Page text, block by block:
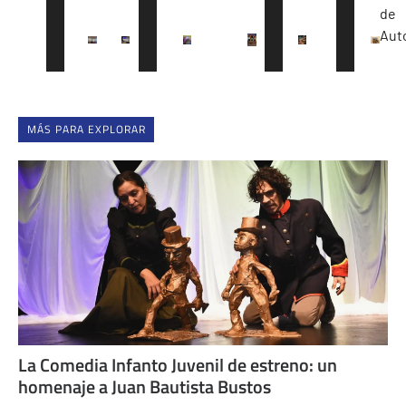
de
MÁS PARA EXPLORAR
La Comedia Infanto Juvenil de estreno: un
homenaje a Juan Bautista Bustos